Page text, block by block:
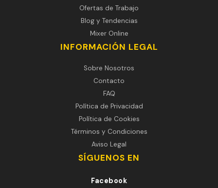
Ofertas de Trabajo
Blog y Tendencias
Mixer Online
INFORMACIÓN LEGAL
Sobre Nosotros
Contacto
FAQ
Política de Privacidad
Política de Cookies
Términos y Condiciones
Aviso Legal
SÍGUENOS EN
Facebook